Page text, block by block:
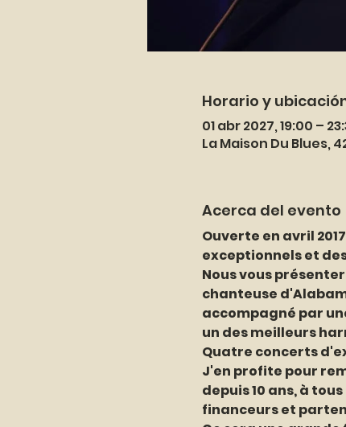
Horario y
01 abr 2027, 19:00 –
La Maison Du Blues,
Acerca del evento
Ouverte en avril
exceptionnels et
Nous vous
chanteuse
accompagné par
un des meilleurs
Quatre concerts
J'en profite pour
depuis 10 ans, à
financeurs et